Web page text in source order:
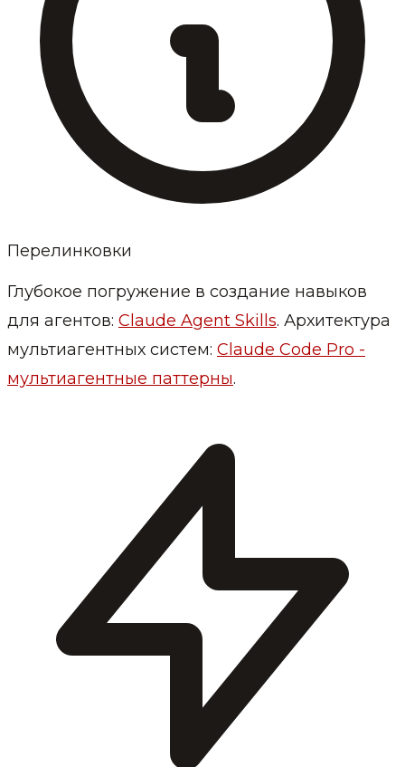
Перелинковки
Глубокое погружение в создание навыков
для агентов: Claude Agent Skills. Архитектура
мультиагентных систем: Claude Code Pro -
мультиагентные паттерны.